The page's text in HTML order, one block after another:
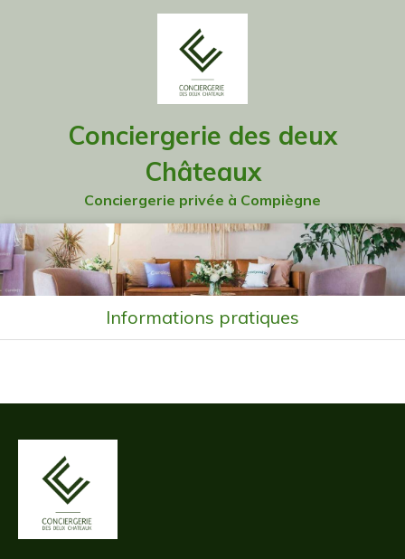
Conciergerie des deux
Châteaux
Conciergerie privée à Compiègne
Informations pratiques